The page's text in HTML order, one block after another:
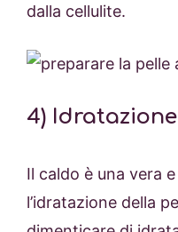
dalla cellulite.
4)
Il caldo è una vera
l’idratazione della